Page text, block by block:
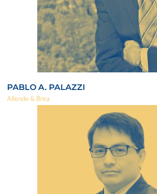
PABLO A. PALAZZI
Allende & Brea